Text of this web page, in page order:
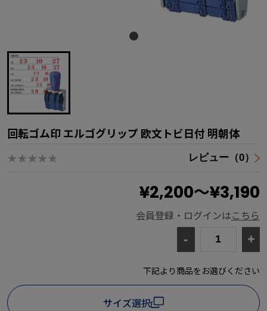
回転ゴム印 エルゴグリップ 欧文トビ日付 明朝体
★★★★★ レビュー（0）
¥2,200～¥3,190
会員登録・ログインはこちら
- +
下記より商品をお選びください
サイズ選択